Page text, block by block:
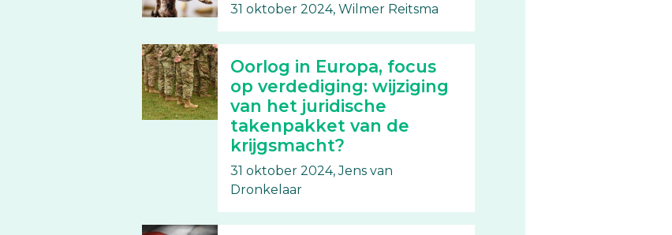
31 oktober 2024, Wilmer Reitsma
Oorlog in Europa, focus
op verdediging: wijziging
van het juridische
takenpakket van de
krijgsmacht?
31 oktober 2024, Jens van
Dronkelaar